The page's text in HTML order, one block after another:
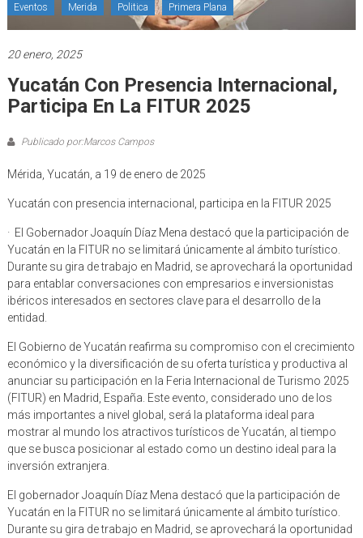
Eventos Merida Politica Primera Plana
20 enero, 2025
Yucatán Con Presencia Internacional,
Participa En La FITUR 2025
Publicado por:Marcos Campos
Mérida, Yucatán, a 19 de enero de 2025
Yucatán con presencia internacional, participa en la FITUR 2025
· El Gobernador Joaquín Díaz Mena destacó que la participación de
Yucatán en la FITUR no se limitará únicamente al ámbito turístico.
Durante su gira de trabajo en Madrid, se aprovechará la oportunidad
para entablar conversaciones con empresarios e inversionistas
ibéricos interesados en sectores clave para el desarrollo de la
entidad.
El Gobierno de Yucatán reafirma su compromiso con el crecimiento
económico y la diversificación de su oferta turística y productiva al
anunciar su participación en la Feria Internacional de Turismo 2025
(FITUR) en Madrid, España. Este evento, considerado uno de los
más importantes a nivel global, será la plataforma ideal para
mostrar al mundo los atractivos turísticos de Yucatán, al tiempo
que se busca posicionar al estado como un destino ideal para la
inversión extranjera.
El gobernador Joaquín Díaz Mena destacó que la participación de
Yucatán en la FITUR no se limitará únicamente al ámbito turístico.
Durante su gira de trabajo en Madrid, se aprovechará la oportunidad